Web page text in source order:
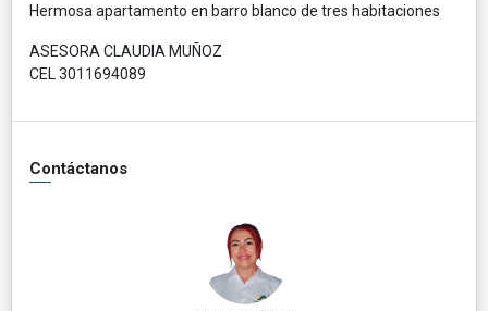
Hermosa apartamento en barro blanco de tres habitaciones
ASESORA CLAUDIA MUÑOZ
CEL 3011694089
Contáctanos